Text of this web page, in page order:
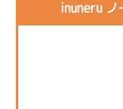
inuneru